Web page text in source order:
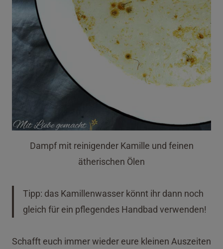
Dampf mit reinigender Kamille und feinen
ätherischen Ölen
Tipp: das Kamillenwasser könnt ihr dann noch
gleich für ein pflegendes Handbad verwenden!
Schafft euch immer wieder eure kleinen Auszeiten